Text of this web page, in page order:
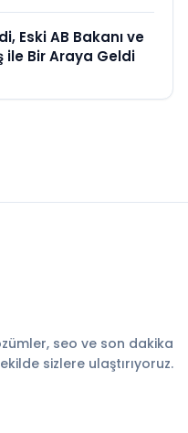
Eski AB Bakanı ve
ile Bir Araya Geldi
seo ve son dakika
sizlere ulaştırıyoruz.